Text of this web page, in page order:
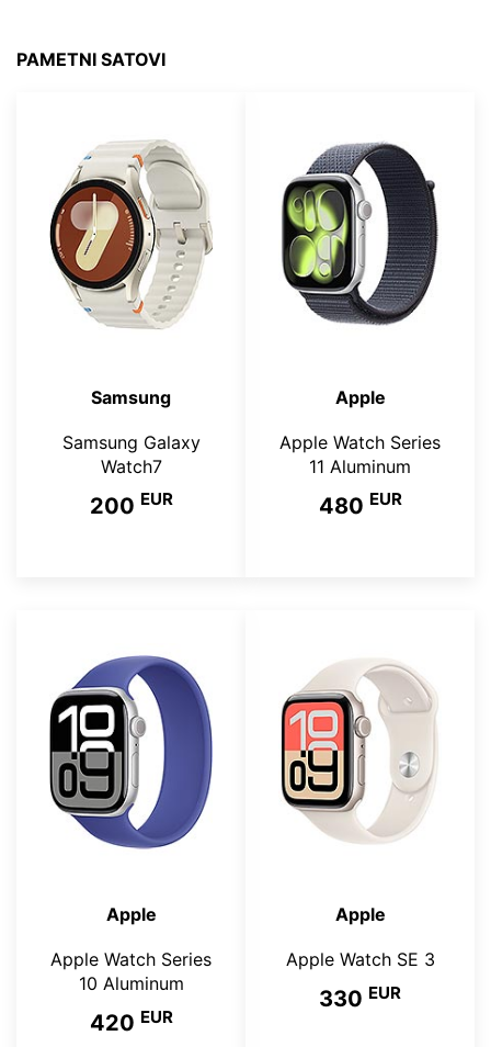
PAMETNI SATOVI
Samsung
Samsung Galaxy
Watch7
200 EUR
Apple
Apple Watch Series
11 Aluminum
480 EUR
Apple
Apple Watch Series
10 Aluminum
420 EUR
Apple
Apple Watch SE 3
330 EUR